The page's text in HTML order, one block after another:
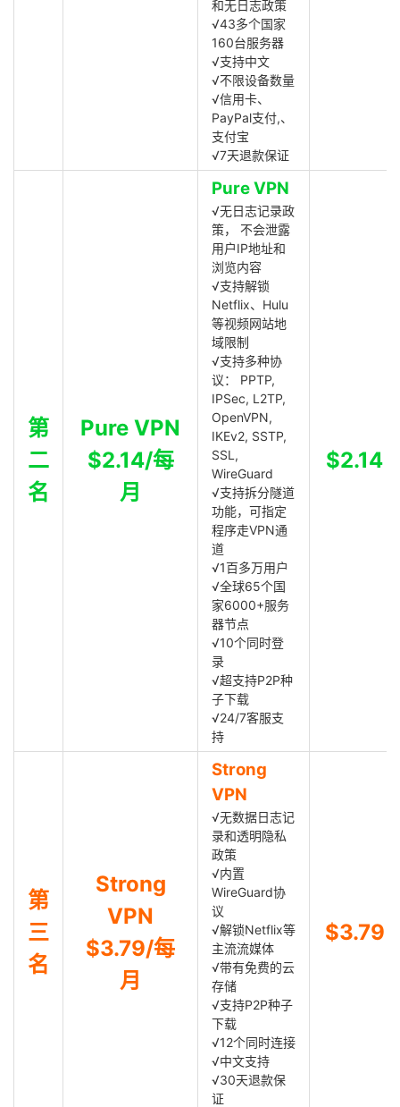
和无日志政策
√43多个国家
160台服务器
√支持中文
√不限设备数量
√信用卡、
PayPal支付,、
支付宝
√7天退款保证
第
二
名
Pure VPN
$2.14/每
月
Pure VPN
√无日志记录政
策， 不会泄露
用户IP地址和
浏览内容
√支持解锁
Netflix、Hulu
等视频网站地
域限制
√支持多种协
议： PPTP,
IPSec, L2TP,
OpenVPN,
IKEv2, SSTP,
SSL,
WireGuard
√支持拆分隧道
功能，可指定
程序走VPN通
道
√1百多万用户
√全球65个国
家6000+服务
器节点
√10个同时登
录
√超支持P2P种
子下载
√24/7客服支
持
$2.14
第
三
名
Strong
VPN
$3.79/每
月
Strong
VPN
√无数据日志记
录和透明隐私
政策
√内置
WireGuard协
议
√解锁Netflix等
主流流媒体
√带有免费的云
存储
√支持P2P种子
下载
√12个同时连接
√中文支持
√30天退款保
证
$3.79